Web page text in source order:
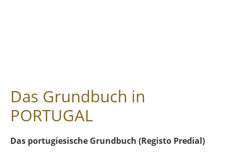
Das Grundbuch in
PORTUGAL
Das portugiesische Grundbuch (Registo Predial)